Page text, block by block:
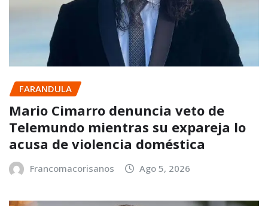
FARANDULA
Mario Cimarro denuncia veto de
Telemundo mientras su expareja lo
acusa de violencia doméstica
Francomacorisanos Ago 5, 2026